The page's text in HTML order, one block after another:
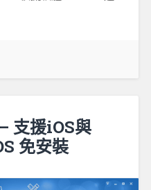
支援iOS與
免安裝